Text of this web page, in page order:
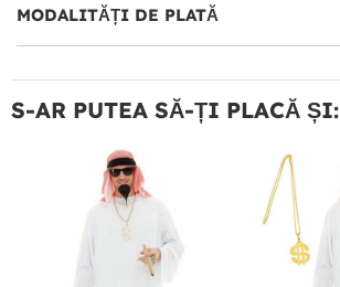
MODALITĂȚI DE PLATĂ
S-AR PUTEA SĂ-ȚI PLACĂ ȘI: